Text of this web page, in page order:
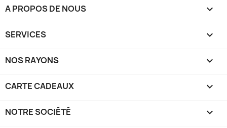
A PROPOS DE NOUS 
SERVICES 
NOS RAYONS 
CARTE CADEAUX 
NOTRE SOCIÉTÉ 